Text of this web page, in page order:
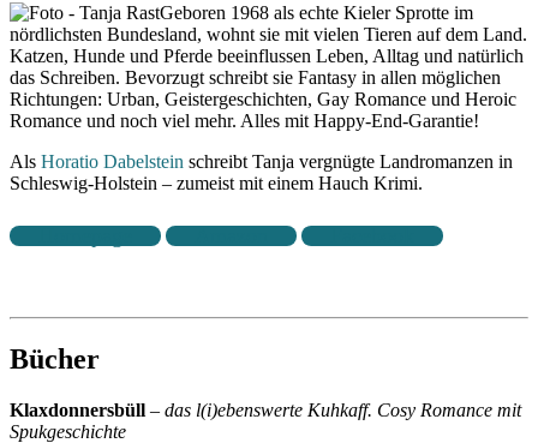
Geboren 1968 als echte Kieler Sprotte im
nördlichsten Bundesland, wohnt sie mit vielen Tieren auf dem Land.
Katzen, Hunde und Pferde beeinflussen Leben, Alltag und natürlich
das Schreiben. Bevorzugt schreibt sie Fantasy in allen möglichen
Richtungen: Urban, Geistergeschichten, Gay Romance und Heroic
Romance und noch viel mehr. Alles mit Happy-End-Garantie!
Als Horatio Dabelstein schreibt Tanja vergnügte Landromanzen in
Schleswig-Holstein – zumeist mit einem Hauch Krimi.
Bücher
Klaxdonnersbüll – das l(i)ebenswerte Kuhkaff. Cosy Romance mit
Spukgeschichte